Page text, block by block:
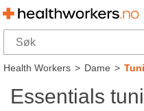
Health Workers>Dame>
Essentials